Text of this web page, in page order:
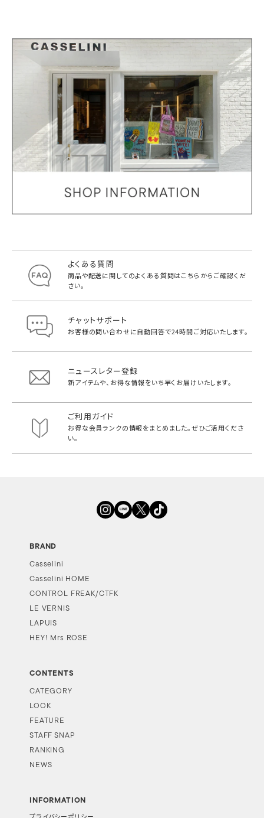
よくある質問
商品や配送に関してのよくある質問はこちらからご確認くだ
さい。
チャットサポート
お客様の問い合わせに自動回答で24時間ご対応いたします。
ニュースレター登録
新アイテムや、お得な情報をいち早く お届けいたします。
ご利用ガイド
お得な会員ランクの情報をまとめました。ぜひご活用くださ
い。
BRAND
Casselini
Casselini HOME
CONTROL FREAK/CTFK
LE VERNIS
LAPUIS
HEY! Mrs ROSE
CONTENTS
CATEGORY
LOOK
FEATURE
STAFF SNAP
RANKING
NEWS
INFORMATION